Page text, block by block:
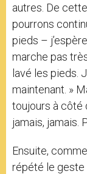
autres. De
pourrons
pieds –
marche pas
lavé les pieds.
maintenant. »
toujours à côté
jamais, jamais.
Ensuite,
répété le geste